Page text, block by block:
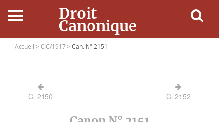
Droit
Canonique
Accueil
Ressources
Accueil > CIC/1917 > Can. N° 2151
C. 2150 C. 2152